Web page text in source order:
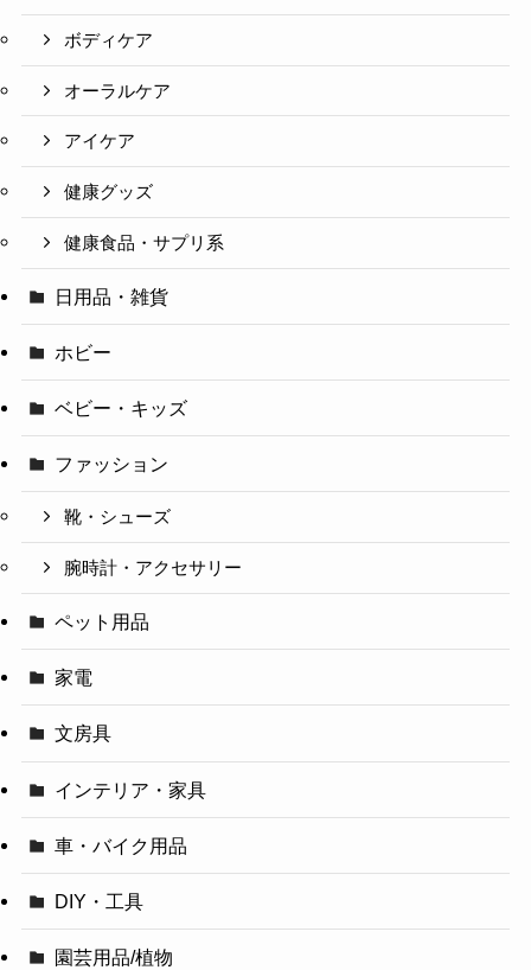
ボディケア
オーラルケア
アイケア
健康グッズ
健康食品・サプリ系
日用品・雑貨
ホビー
ベビー・キッズ
ファッション
靴・シューズ
腕時計・アクセサリー
ペット用品
家電
文房具
インテリア・家具
車・バイク用品
DIY・工具
園芸用品/植物